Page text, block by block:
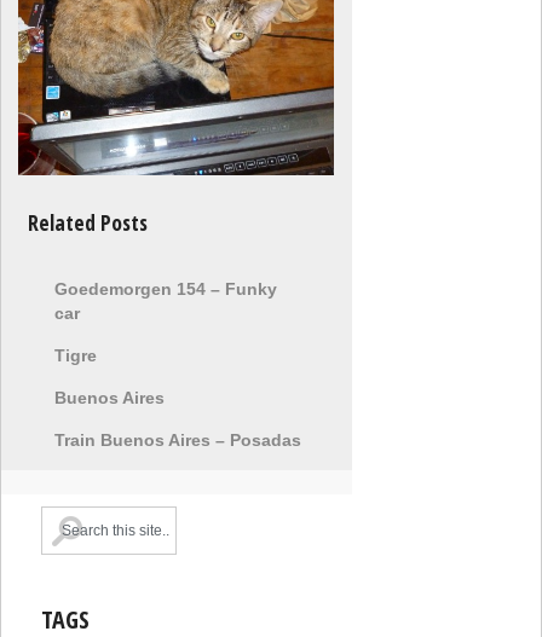
Related Posts
Goedemorgen 154 – Funky
car
Tigre
Buenos Aires
Train Buenos Aires – Posadas
TAGS